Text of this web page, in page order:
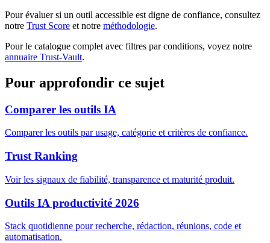
Pour évaluer si un outil accessible est digne de confiance, consultez
notre Trust Score et notre méthodologie.
Pour le catalogue complet avec filtres par conditions, voyez notre
annuaire Trust-Vault.
Pour approfondir ce sujet
Comparer les outils IA
Comparer les outils par usage, catégorie et critères de confiance.
Trust Ranking
Voir les signaux de fiabilité, transparence et maturité produit.
Outils IA productivité 2026
Stack quotidienne pour recherche, rédaction, réunions, code et
automatisation.